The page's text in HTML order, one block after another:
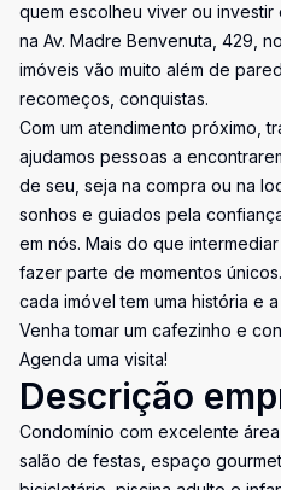
quem escolheu viver ou investir
na Av. Madre Benvenuta, 429,
imóveis vão muito além de
recomeços, conquistas.
Com um atendimento próximo,
ajudamos pessoas a
de seu, seja na compra ou na
sonhos e guiados pela
em nós. Mais do que
fazer parte de momentos
cada imóvel tem uma história e
Venha tomar um cafezinho e
Agenda uma visita!
Descrição
Condomínio com excelente
salão de festas, espaço